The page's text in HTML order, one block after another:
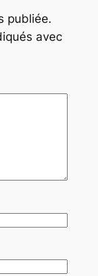
publiée.
avec